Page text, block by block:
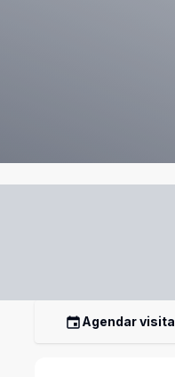
Agendar visita